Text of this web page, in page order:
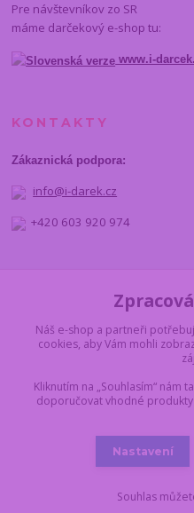
Pre návštevníkov zo SR
máme darčekový e-shop tu:
www.i-
KONTAKTY
Zákaznická podpora:
info@i-darek.cz
+420 603 920 974
Vytvořeno na
Náš e-shop a partneři
cookies, aby Vám mohli
Kliknutím na „Souhlasím“
doporučovat vhodné
Nastavení
Souhlas